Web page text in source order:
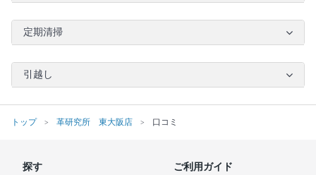
定期清掃
引越し
トップ 革研究所 東大阪店 口コミ
探す ご利用ガイド